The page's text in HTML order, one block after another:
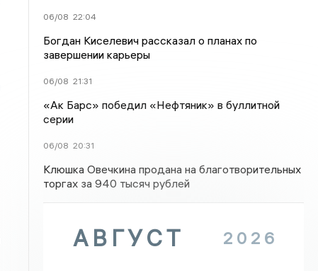
06/08 22:04
Богдан Киселевич рассказал о планах по
завершении карьеры
06/08 21:31
«Ак Барс» победил «Нефтяник» в буллитной
серии
06/08 20:31
Клюшка Овечкина продана на благотворительных
торгах за 940 тысяч рублей
АВГУСТ 2026